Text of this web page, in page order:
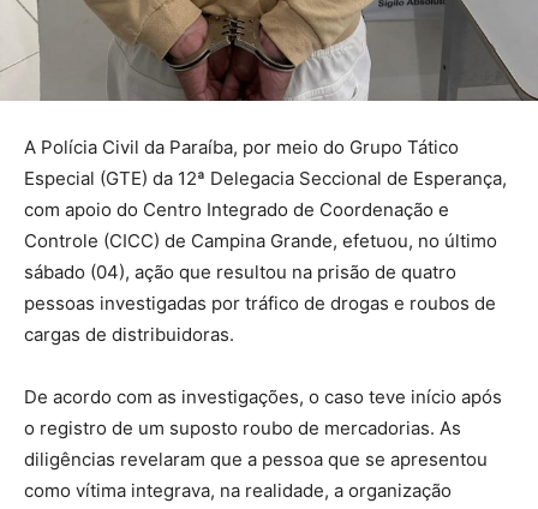
A Polícia Civil da Paraíba, por meio do Grupo Tático
Especial (GTE) da 12ª Delegacia Seccional de Esperança,
com apoio do Centro Integrado de Coordenação e
Controle (CICC) de Campina Grande, efetuou, no último
sábado (04), ação que resultou na prisão de quatro
pessoas investigadas por tráfico de drogas e roubos de
cargas de distribuidoras.
De acordo com as investigações, o caso teve início após
o registro de um suposto roubo de mercadorias. As
diligências revelaram que a pessoa que se apresentou
como vítima integrava, na realidade, a organização